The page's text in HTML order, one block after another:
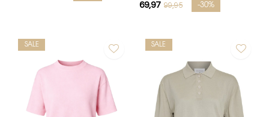
69,97 99,95 -30%
SALE SALE